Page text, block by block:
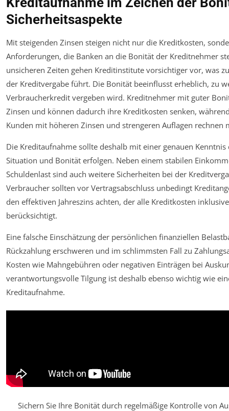
Sicherheitsaspekte
Mit steigenden Zinsen steigen nicht nur die Kreditkosten,
Anforderungen, die Banken an die Bonität der Kreditnehmer
unsicheren Zeiten gehen Kreditinstitute vorsichtiger vor, was
der Kreditvergabe führt. Die Bonität beeinflusst erheblich, zu
Verbraucherkredit vergeben wird. Kreditnehmer mit guter
Zinsen und können dadurch ihre Kreditkosten senken,
Kunden mit höheren Zinsen und strengeren Auflagen rechnen
Die Kreditaufnahme sollte deshalb mit einer genauen
Situation und Bonität erfolgen. Neben einem stabilen
Schuldenlast sind auch weitere Sicherheiten bei der
Verbraucher sollten vor Vertragsabschluss unbedingt
den effektiven Jahreszins achten, der alle Kreditkosten
berücksichtigt.
Eine falsche Einschätzung der persönlichen finanziellen
Rückzahlung erschweren und im schlimmsten Fall zu
Kosten wie Mahngebühren oder negativen Einträgen bei
verantwortungsvolle Tilgung ist deshalb ebenso wichtig wie
Kreditaufnahme.
Sichern Sie Ihre Bonität durch regelmäßige Kontrolle von